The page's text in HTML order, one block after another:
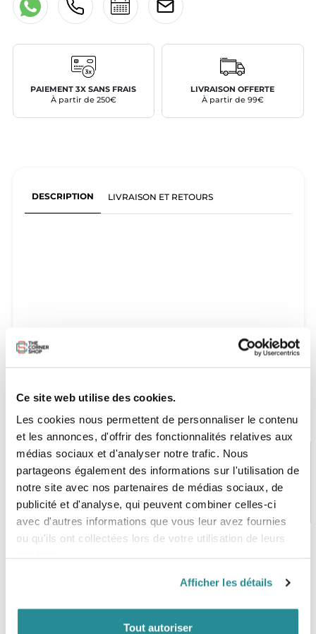
Ce site web utilise des cookies.
Les cookies nous permettent de personnaliser le contenu
et les annonces, d'offrir des fonctionnalités relatives aux
médias sociaux et d'analyser notre trafic. Nous
partageons également des informations sur l'utilisation de
notre site avec nos partenaires de médias sociaux, de
publicité et d'analyse, qui peuvent combiner celles-ci
avec d'autres informations que vous leur avez fournies
ou qu'ils ont collectées lors de votre utilisation de leurs
Afficher les détails
Tout autoriser
PAIEMENT 3X SANS FRAIS
À partir de 250€
LIVRAISON OFFERTE
À partir de 99€
DESCRIPTION LIVRAISON ET RETOURS
PAIEMENT SÉCURISÉ
CB, VISA, Mastercard, ALMA
STOCK EN TEMPS RÉEL
Plus de 5000 produits en stock
À partir de 99€ d’achat*